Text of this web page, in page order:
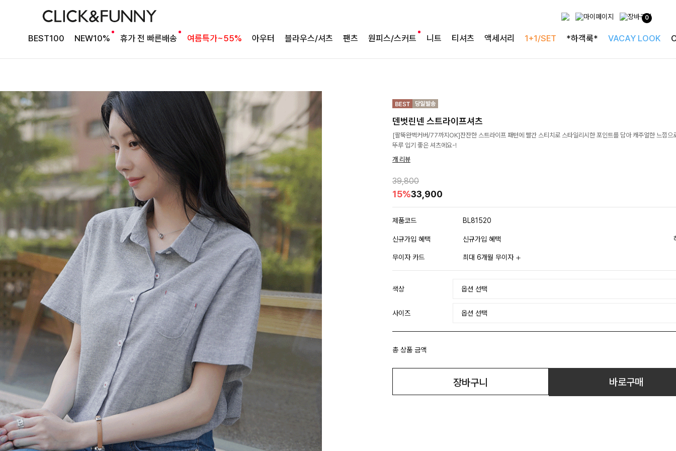
0
BEST100 NEW10% 휴가 전 빠른배송 여름특가~55% 아우터 블라우스/셔츠 팬츠 원피스/스커트 니트 티셔츠 액세서리 1+1/SET *하객룩* VACAY LOOK
덴벗린넨 스트라이프셔츠
[팔뚝완벽커버/77까지OK]잔잔한 스트라이프 패턴에 빨간 스티치로 스타일리시한 포인트를 담아 캐주얼한 느낌으
뚜루 입기 좋은 셔츠에요-!
개 리뷰
39,800
15%33,900
제품코드 BL81520
신규가입 혜택 신규가입 혜택
무이자 카드 최대 6개월 무이자
색상
사이즈
총 상품 금액
장바구니 바로구매